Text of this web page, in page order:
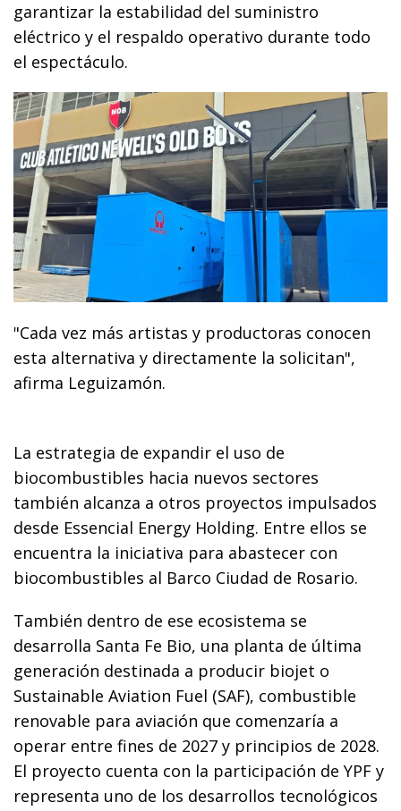
garantizar la estabilidad del suministro
eléctrico y el respaldo operativo durante todo
el espectáculo.
"Cada vez más artistas y productoras conocen
esta alternativa y directamente la solicitan",
afirma Leguizamón.
La estrategia de expandir el uso de
biocombustibles hacia nuevos sectores
también alcanza a otros proyectos impulsados
desde Essencial Energy Holding. Entre ellos se
encuentra la iniciativa para abastecer con
biocombustibles al Barco Ciudad de Rosario.
También dentro de ese ecosistema se
desarrolla Santa Fe Bio, una planta de última
generación destinada a producir biojet o
Sustainable Aviation Fuel (SAF), combustible
renovable para aviación que comenzaría a
operar entre fines de 2027 y principios de 2028.
El proyecto cuenta con la participación de YPF y
representa uno de los desarrollos tecnológicos